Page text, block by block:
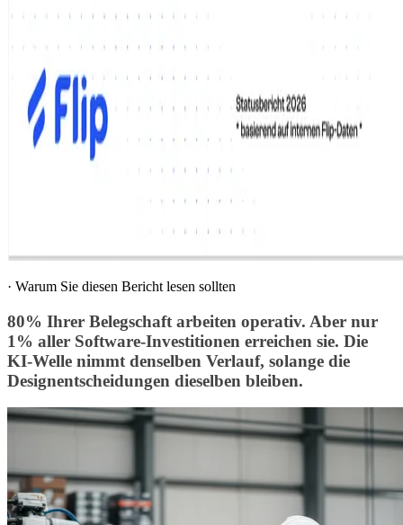
· Warum Sie diesen Bericht lesen sollten
80% Ihrer Belegschaft arbeiten operativ. Aber nur
1% aller Software-Investitionen erreichen sie. Die
KI-Welle nimmt denselben Verlauf, solange die
Designentscheidungen dieselben bleiben.